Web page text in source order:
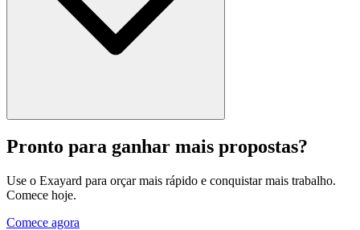
Pronto para ganhar mais propostas?
Use o Exayard para orçar mais rápido e conquistar mais trabalho.
Comece hoje.
Comece agora